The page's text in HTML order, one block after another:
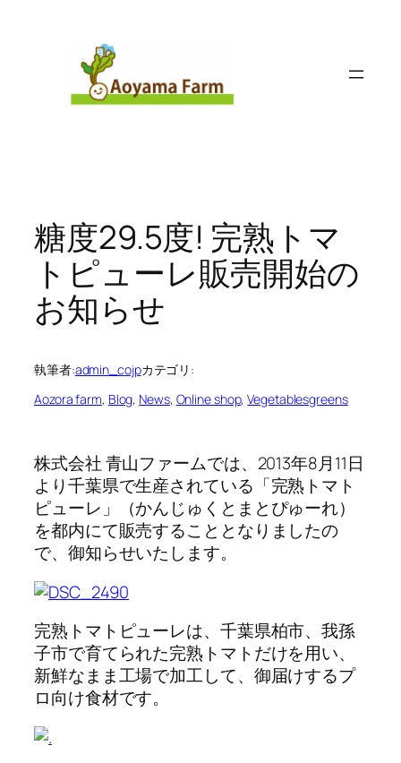
糖度29.5度! 完熟トマ
トピューレ販売開始の
お知らせ
執筆者:admin_cojpカテゴリ:
Aozora farm, Blog, News, Online shop, Vegetablesgreens
株式会社 青山ファームでは、2013年8月11日
より千葉県で生産されている「完熟トマト
ピューレ」（かんじゅくとまとぴゅーれ）
を都内にて販売することとなりましたの
で、御知らせいたします。
完熟トマトピューレは、千葉県柏市、我孫
子市で育てられた完熟トマトだけを用い、
新鮮なまま工場で加工して、御届けするプ
ロ向け食材です。